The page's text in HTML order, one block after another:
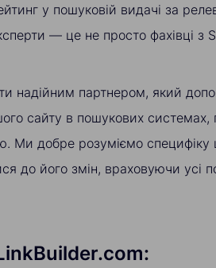
у пошуковій видачі за
— це не просто фахівці з
надійним партнером, який
сайту в пошукових
Ми добре розуміємо
до його змін, враховуючи усі